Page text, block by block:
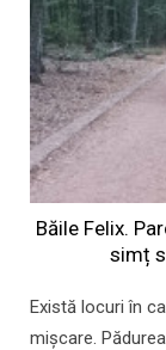
Băile Felix.
simț
Există locuri în
mișcare.